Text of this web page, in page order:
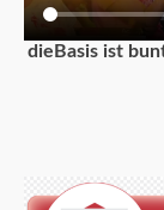
dieBasis ist